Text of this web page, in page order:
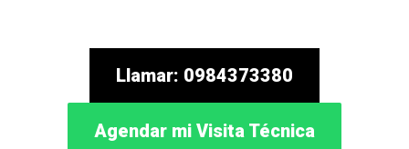
Llamar: 0984373380
Agendar mi Visita Técnica